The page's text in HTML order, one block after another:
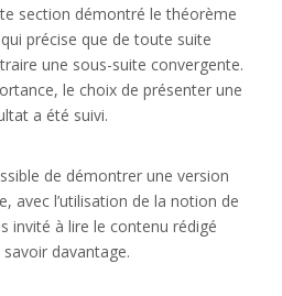
section démontré le théorème
précise que de toute suite
une sous-suite convergente.
le choix de présenter une
a été suivi.
de démontrer une version
avec l’utilisation de la notion de
invité à lire le contenu rédigé
davantage.